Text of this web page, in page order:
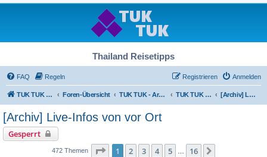
Thailand Reisetipps
FAQ Regeln Anmelden
Registrieren
TUK TUK Thailand Reisetipps Foren-Übersicht TUK TUK - Archiv TUK TUK - Archiv [Archiv] Live-Infos von vor Ort
[Archiv] Live-Infos von vor Ort
Gesperrt
472 Themen Seite 1von 16
1 2 3 4 5 16